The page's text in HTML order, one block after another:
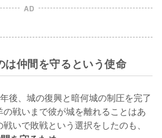
AD
は仲間を守るという使命
後、城の復興と暗何城の制圧を完了
戦いまで彼が城を離れることはあ
いで敗戦という選択をしたのも、